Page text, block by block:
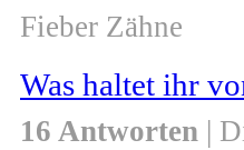
Fieber Zähne
Was haltet ihr
16 Antworten |